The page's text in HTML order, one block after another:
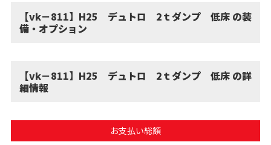
【vk－811】H25 デュトロ 2ｔダンプ 低床 の装
備・オプション
【vk－811】H25 デュトロ 2ｔダンプ 低床 の詳
細情報
お支払い総額